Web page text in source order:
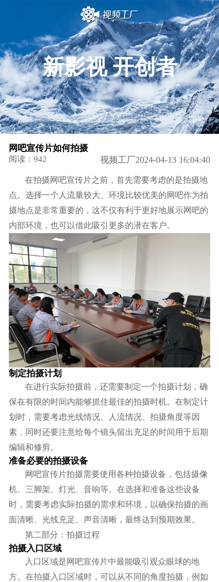
新影视 开创者
网吧宣传片如何拍摄
阅读：942 视频工厂2024-04-13 16:04:40
在拍摄网吧宣传片之前，首先需要考虑的是拍摄地
点。选择一个人流量较大、环境比较优美的网吧作为拍
摄地点是非常重要的，这不仅有利于更好地展示网吧的
内部环境，也可以借此吸引更多的潜在客户。
制定拍摄计划
在进行实际拍摄前，还需要制定一个拍摄计划，确
保在有限的时间内能够抓住最佳的拍摄时机。在制定计
划时，需要考虑光线情况、人流情况、拍摄角度等因
素，同时还要注意给每个镜头留出充足的时间用于后期
编辑和修剪。
准备必要的拍摄设备
网吧宣传片拍摄需要使用各种拍摄设备，包括摄像
机、三脚架、灯光、音响等。在选择和准备这些设备
时，需要考虑实际拍摄的需求和环境，以确保拍摄的画
面清晰、光线充足、声音清晰，最终达到预期效果。
第二部分：拍摄过程
拍摄入口区域
入口区域是网吧宣传片中最能吸引观众眼球的地
方。在拍摄入口区域时，可以从不同的角度拍摄，例如